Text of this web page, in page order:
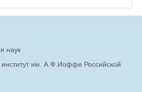
наук
институт им. А.Ф.Иоффе Российской